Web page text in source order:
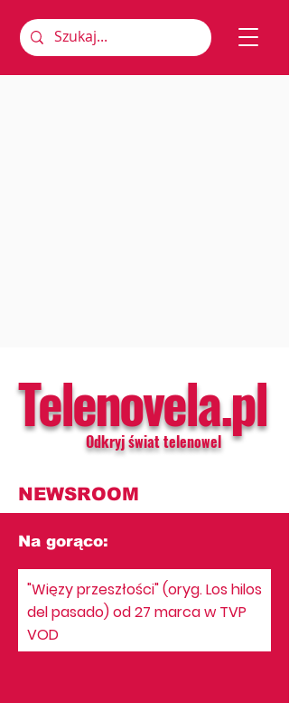
Telenovela.pl
Odkryj świat telenowel
NEWSROOM
Na gorąco:
"Więzy przeszłości" (oryg. Los hilos
del pasado) od 27 marca w TVP
VOD